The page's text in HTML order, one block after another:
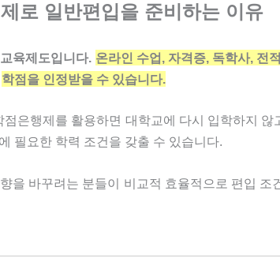
로 일반편입을 준비하는 이유
육제도입니다. 온라인 수업, 자격증, 독학사, 전
학점을 인정받을 수 있습니다.
은행제를 활용하면 대학교에 다시 입학하지 않
필요한 학력 조건을 갖출 수 있습니다.
을 바꾸려는 분들이 비교적 효율적으로 편입 조